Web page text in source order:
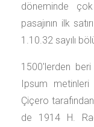
döneminde
pasajının ilk
1.10.32 sayılı
1500'lerden
Ipsum
Çiçero
de 1914 H.